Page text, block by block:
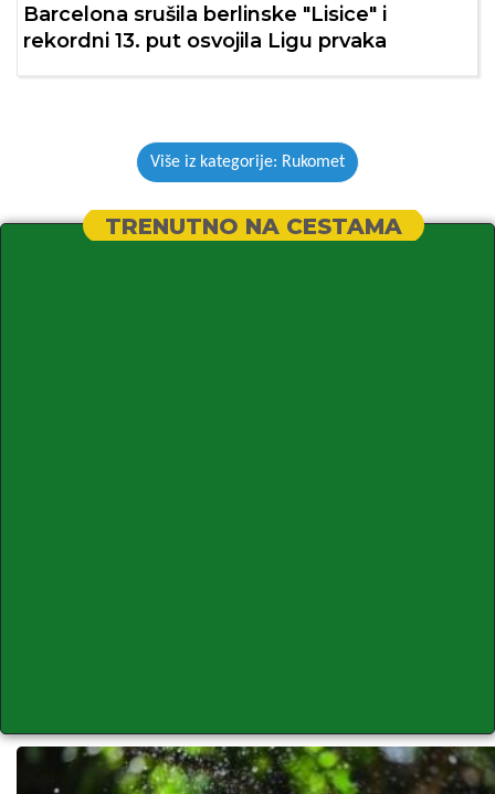
Barcelona srušila berlinske "Lisice" i
rekordni 13. put osvojila Ligu prvaka
Više iz kategorije: Rukomet
TRENUTNO NA CESTAMA